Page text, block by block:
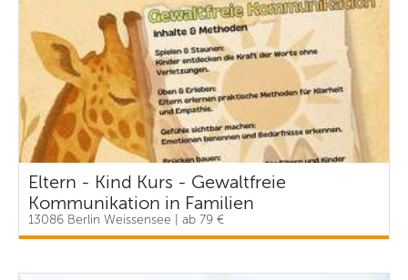
Eltern - Kind Kurs - Gewaltfreie
Kommunikation in Familien
13086 Berlin Weissensee | ab 79 €